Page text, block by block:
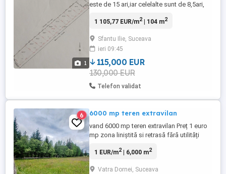
1
este de 15 ari,iar celelalte sunt de 8,5ari,
terenul se vinde compact, terenul este
Frumoasa, județul Suceava! relații la
telefon
1 105,77 EUR/m2| 104 m2
Sfantu Ilie, Suceava
ieri 09:45
115,000 EUR
130,000 EUR
Telefon validat
6 6000 mp teren extravilan
vand 6000 mp teren extravilan Preț 1 euro
mp zona liniștită si retrasă fără utilități
cosnei, comuna cosna
1 EUR/m2| 6,000 m2
Vatra Dornei, Suceava